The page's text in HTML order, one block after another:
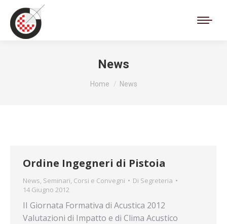
News
Tu sei qui:
Home News
Ordine Ingegneri di Pistoia
News, Seminari, Corsi e Convegni Di Segreteria
14 Giugno 2012
II Giornata Formativa di Acustica 2012
Valutazioni di Impatto e di Clima Acustico